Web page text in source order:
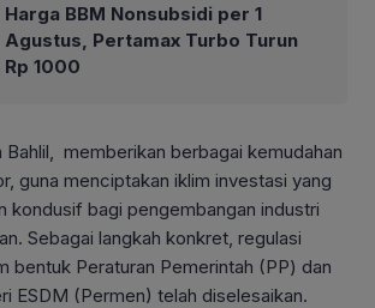
Harga BBM Nonsubsidi per 1
Agustus, Pertamax Turbo Turun
Rp 1000
Bahlil, memberikan berbagai kemudahan
guna menciptakan iklim investasi yang
kondusif bagi pengembangan industri
Sebagai langkah konkret, regulasi
bentuk Peraturan Pemerintah (PP) dan
ESDM (Permen) telah diselesaikan.